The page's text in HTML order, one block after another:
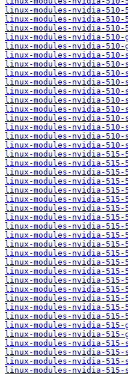
linux-modules-nvidia-
linux-modules-nvidia-
linux-modules-nvidia-
linux-modules-nvidia-510-
linux-modules-nvidia-510-
linux-modules-nvidia-
linux-modules-nvidia-
linux-modules-nvidia-
linux-modules-nvidia-
linux-modules-nvidia-
linux-modules-nvidia-
linux-modules-nvidia-
linux-modules-nvidia-
linux-modules-nvidia-
linux-modules-nvidia-
linux-modules-nvidia-
linux-modules-nvidia-
linux-modules-nvidia-
linux-modules-nvidia-
linux-modules-nvidia-
linux-modules-nvidia-
linux-modules-nvidia-
linux-modules-nvidia-
linux-modules-nvidia-
linux-modules-nvidia-
linux-modules-nvidia-
linux-modules-nvidia-
linux-modules-nvidia-
linux-modules-nvidia-
linux-modules-nvidia-
linux-modules-nvidia-
linux-modules-nvidia-
linux-modules-nvidia-
linux-modules-nvidia-
linux-modules-nvidia-
linux-modules-nvidia-515-
linux-modules-nvidia-515-
linux-modules-nvidia-
linux-modules-nvidia-
linux-modules-nvidia-
linux-modules-nvidia-